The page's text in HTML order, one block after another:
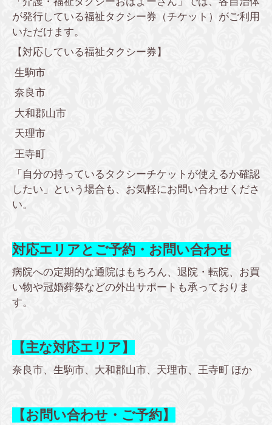
が発行している福祉タクシー券（チケット）がご利用
いただけます。
【対応している福祉タクシー券】
生駒市
奈良市
大和郡山市
天理市
王寺町
「自分の持っているタクシーチケットが使えるか確認
したい」という場合も、お気軽にお問い合わせくださ
い。
対応エリアとご予約・お問い合わせ
病院への定期的な通院はもちろん、退院・転院、お買
い物や冠婚葬祭などの外出サポートも承っておりま
す。
【主な対応エリア】
奈良市、生駒市、大和郡山市、天理市、王寺町 ほか
【お問い合わせ・ご予約】